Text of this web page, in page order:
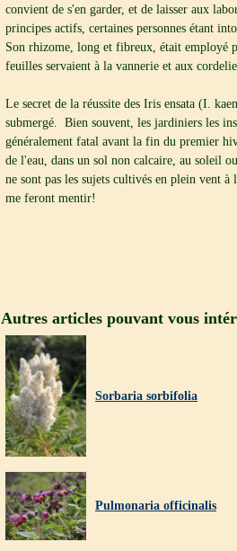
convient de s'en garder, et de laisser aux
principes actifs, certaines personnes étant
Son rhizome, long et fibreux, était employé
feuilles servaient à la vannerie et aux
Le secret de la réussite des Iris ensata (I.
submergé. Bien souvent, les jardiniers les
généralement fatal avant la fin du premier
de l'eau, dans un sol non calcaire, au soleil
ne sont pas les sujets cultivés en plein vent
me feront mentir!
Autres articles pouvant vous
Sorbaria sorbifolia
Pulmonaria officinalis